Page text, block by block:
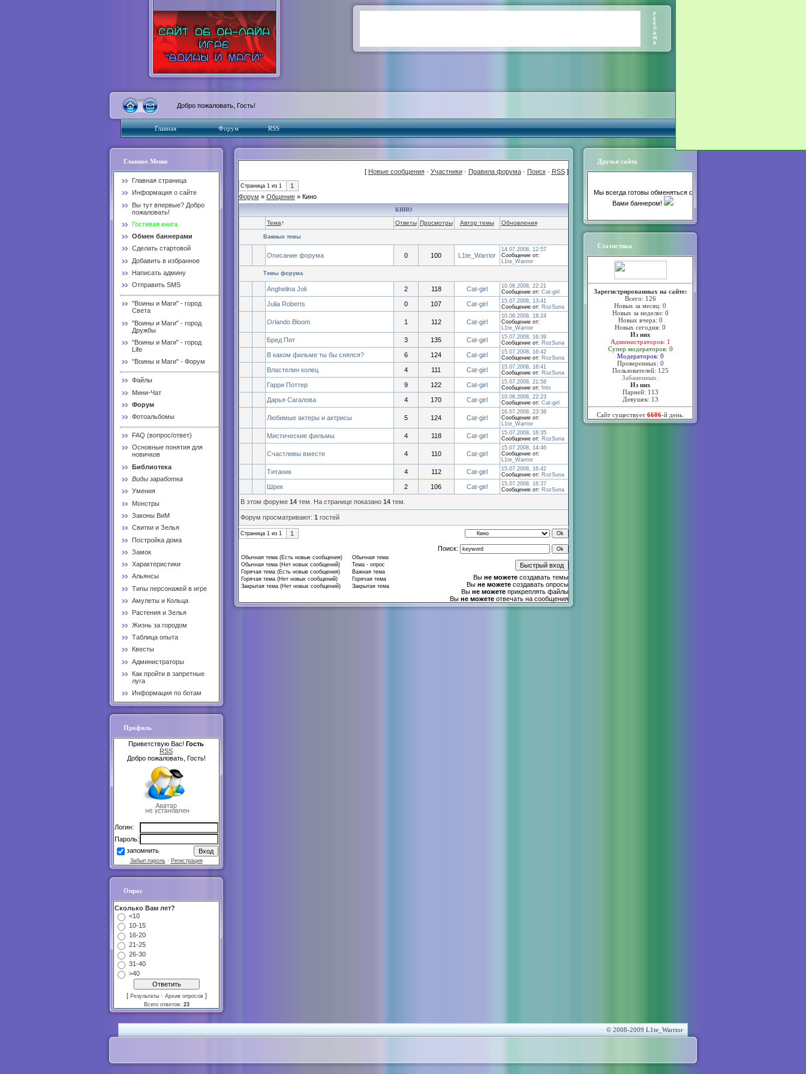
Добро пожаловать, Гость!
Главная Форум RSS
Главное Меню
Главная страница
Информация о сайте
Вы тут впервые? Добро
пожаловать!
Гостевая книга
Обмен баннерами
Сделать стартовой
Добавить в избранное
Написать админу
Отправить SMS
"Воины и Маги" - город
Света
"Воины и Маги" - город
Дружбы
"Воины и Маги" - город
Life
"Воины и Маги" - Форум
Файлы
Мини-Чат
Форум
Фотоальбомы
FAQ (вопрос/ответ)
Основные понятия для
новичков
Библиотека
Виды заработка
Умения
Монстры
Законы ВиМ
Свитки и Зелья
Постройка дома
Замок
Характеристики
Альянсы
Типы персонажей в игре
Амулеты и Кольца
Растения и Зелья
Жизнь за городом
Таблица опыта
Квесты
Администраторы
Как пройти в запретные
луга
Информация по ботам
Профиль
Приветствую Вас! Гость
RSS
Добро пожаловать, Гость!
Логин:
Пароль:
запомнить
Забыл пароль· Регистрация
Опрос
Сколько Вам лет?
<10
10-15
16-20
21-25
26-30
31-40
>40
[ Результаты· Архив опросов]
Всего ответов: 23
[ Новые сообщения· Участники· Правила форума· Поиск· RSS]
Страница 1из 1
1
Форум » Общение» Кино
КИНО
Тема↑ Ответы Просмотры Автор темы Обновления
Важные темы
Описание форума 0 100 L1te_Warrior
14.07.2008, 12:57
Сообщение от:
L1te_Warrior
Темы форума
Anghelina Joli 2 118 Cat-girl
10.08.2008, 22:21
Сообщение от: Cat-girl
Julia Roberts 0 107 Cat-girl
15.07.2008, 13:41
Сообщение от: RozSuna
Orlando Bloom 1 112 Cat-girl
10.08.2008, 18:24
Сообщение от:
L1te_Warrior
Бред Пит 3 135 Cat-girl
15.07.2008, 16:39
Сообщение от: RozSuna
В каком фильме ты бы снялся? 6 124 Cat-girl
15.07.2008, 16:42
Сообщение от: RozSuna
Властелин колец 4 111 Cat-girl
15.07.2008, 16:41
Сообщение от: RozSuna
Гарри Поттер 9 122 Cat-girl
15.07.2008, 21:58
Сообщение от: frits
Дарья Сагалова 4 170 Cat-girl
10.08.2008, 22:23
Сообщение от: Cat-girl
Любимые актеры и актрисы 5 124 Cat-girl
16.07.2008, 23:38
Сообщение от:
L1te_Warrior
Мистические фильмы 4 118 Cat-girl
15.07.2008, 16:35
Сообщение от: RozSuna
Счастливы вместе 4 110 Cat-girl
15.07.2008, 14:46
Сообщение от:
L1te_Warrior
Титаник 4 112 Cat-girl
15.07.2008, 16:42
Сообщение от: RozSuna
Шрек 2 106 Cat-girl
15.07.2008, 16:37
Сообщение от: RozSuna
В этом форуме 14тем. На странице показано 14тем.
Форум просматривают: 1 гостей
Страница 1из 1 1
Обычная тема (Есть новые сообщения)
Обычная тема
Обычная тема (Нет новых сообщений)
Тема - опрос
Горячая тема (Есть новые сообщения)
Важная тема
Горячая тема (Нет новых сообщений)
Горячая тема
Закрытая тема (Нет новых сообщений)
Закрытая тема
Поиск:
Вы не можетесоздавать темы
Вы не можетесоздавать опросы
Вы не можетеприкреплять файлы
Вы не можетеотвечать на сообщения
Друзья сайта
Мы всегда готовы обменяться с
Вами баннером!
Статистика
Зарегистрированных на сайте:
Всего: 126
Новых за месяц: 0
Новых за неделю: 0
Новых вчера: 0
Новых сегодня: 0
Из них
Администраторов: 1
Супер модераторов: 0
Модераторов: 0
Проверенных: 0
Пользователей: 125
Забаненных:
Из них
Парней: 113
Девушек: 13
Сайт существует 6606-й день.
© 2008-2009 L1te_Warrior